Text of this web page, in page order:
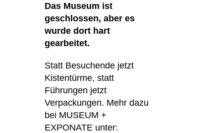
Das Museum ist
geschlossen, aber es
wurde dort hart
gearbeitet.
Statt Besuchende jetzt
Kistentürme, statt
Führungen jetzt
Verpackungen. Mehr dazu
bei MUSEUM +
EXPONATE unter: